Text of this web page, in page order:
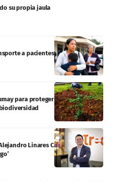
su propia jaula
a pacientes y eliminar
para proteger una especie
Linares Camberos